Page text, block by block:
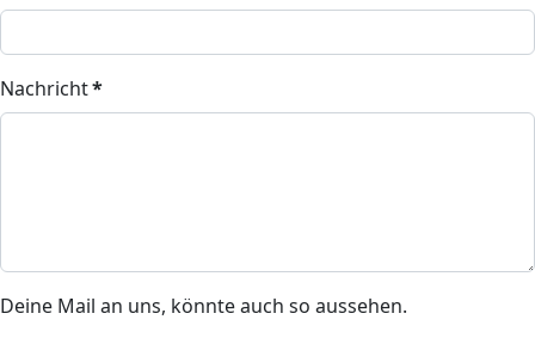
Nachricht*
Deine Mail an uns, könnte auch so aussehen.